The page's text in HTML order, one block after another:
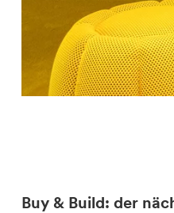
Buy & Build: der